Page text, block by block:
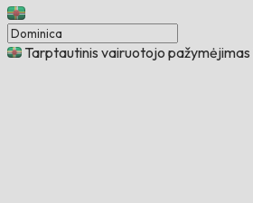
Tarptautinis vairuotojo